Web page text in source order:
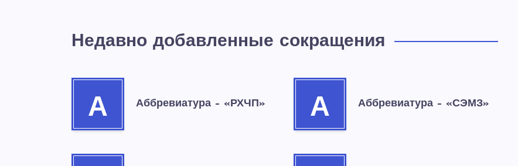
Недавно добавленные сокращения
А Аббревиатура – «РХЧП» А Аббревиатура – «СЭМЗ»